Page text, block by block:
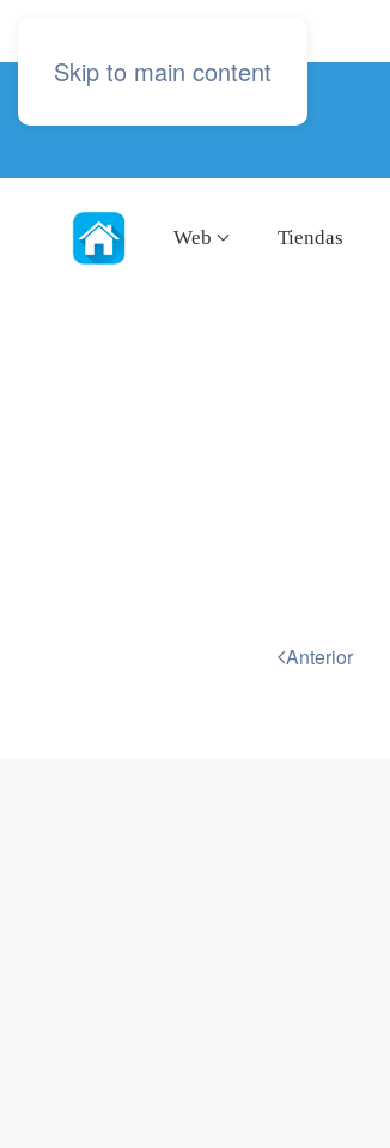
Skip to main content
Web Tiendas
Anterior